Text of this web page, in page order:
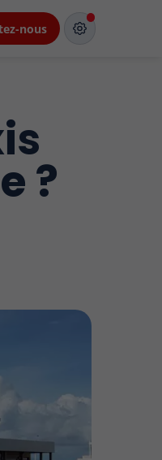
nous
?